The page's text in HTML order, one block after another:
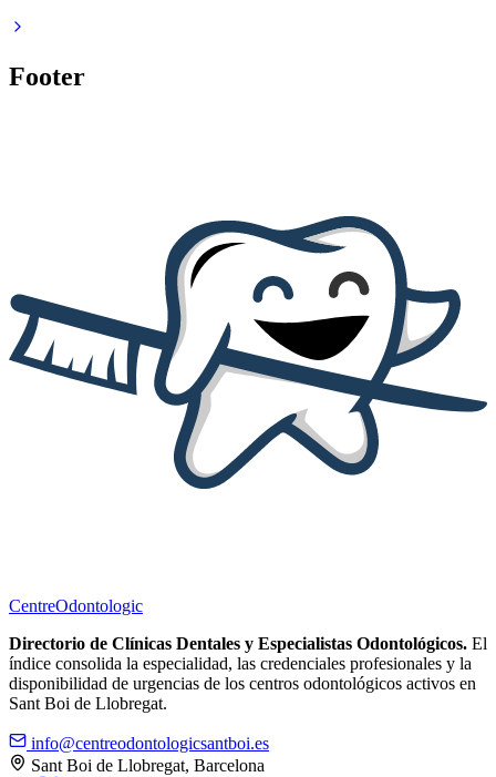
Footer
CentreOdontologic
Directorio de Clínicas Dentales y Especialistas Odontológicos. El
índice consolida la especialidad, las credenciales profesionales y la
disponibilidad de urgencias de los centros odontológicos activos en
Sant Boi de Llobregat.
info@centreodontologicsantboi.es
Sant Boi de Llobregat, Barcelona